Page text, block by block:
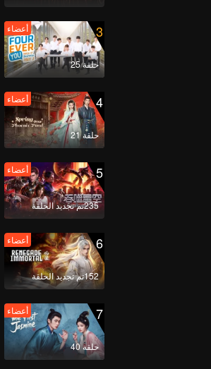
أعضاء
أعضاء
أعضاء
أعضاء
أعضاء
3
حلقة 25
أعضاء
4
حلقة 21
أعضاء
5
235تم تجديد الحلقة
أعضاء
6
152تم تجديد الحلقة
أعضاء
7
حلقة 40
أعضاء